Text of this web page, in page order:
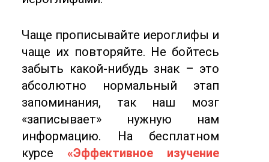
Чаще прописывайте иероглифы и
чаще их повторяйте. Не бойтесь
забыть какой-нибудь знак – это
абсолютно нормальный этап
запоминания, так наш мозг
«записывает» нужную нам
информацию. На бесплатном
курсе «Эффективное изучение